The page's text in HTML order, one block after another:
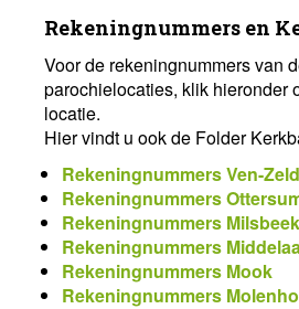
Rekeningnummers en
Voor de rekeningnummers van
parochielocaties, klik hieronder
locatie.
Hier vindt u ook de Folder
Rekeningnummers Ven-
Rekeningnummers
Rekeningnummers Milsbeek
Rekeningnummers
Rekeningnummers Mook
Rekeningnummers